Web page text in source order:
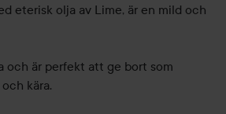
eterisk olja av Lime, är en mild och
och är perfekt att ge bort som
kära.